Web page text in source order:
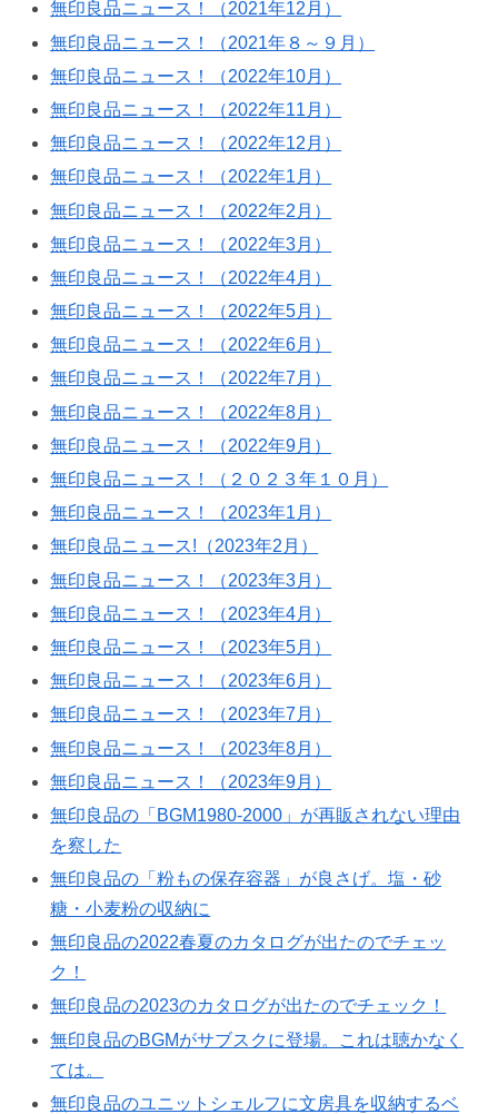
無印良品ニュース！（2021年12月）
無印良品ニュース！（2021年８～９月）
無印良品ニュース！（2022年10月）
無印良品ニュース！（2022年11月）
無印良品ニュース！（2022年12月）
無印良品ニュース！（2022年1月）
無印良品ニュース！（2022年2月）
無印良品ニュース！（2022年3月）
無印良品ニュース！（2022年4月）
無印良品ニュース！（2022年5月）
無印良品ニュース！（2022年6月）
無印良品ニュース！（2022年7月）
無印良品ニュース！（2022年8月）
無印良品ニュース！（2022年9月）
無印良品ニュース！（２０２３年１０月）
無印良品ニュース！（2023年1月）
無印良品ニュース!（2023年2月）
無印良品ニュース！（2023年3月）
無印良品ニュース！（2023年4月）
無印良品ニュース！（2023年5月）
無印良品ニュース！（2023年6月）
無印良品ニュース！（2023年7月）
無印良品ニュース！（2023年8月）
無印良品ニュース！（2023年9月）
無印良品の「BGM1980-2000」が再販されない理由
を察した
無印良品の「粉もの保存容器」が良さげ。塩・砂
糖・小麦粉の収納に
無印良品の2022春夏のカタログが出たのでチェッ
ク！
無印良品の2023のカタログが出たのでチェック！
無印良品のBGMがサブスクに登場。これは聴かなく
ては。
無印良品のユニットシェルフに文房具を収納するベ